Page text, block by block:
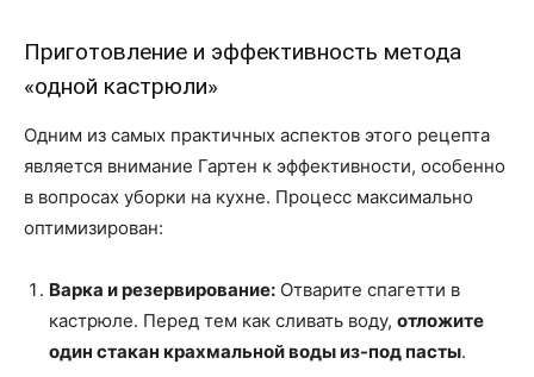
Приготовление и эффективность метода
«одной кастрюли»
Одним из самых практичных аспектов этого рецепта
является внимание Гартен к эффективности, особенно
в вопросах уборки на кухне. Процесс максимально
оптимизирован:
Варка и резервирование: Отварите спагетти в
кастрюле. Перед тем как сливать воду, отложите
один стакан крахмальной воды из-под пасты.